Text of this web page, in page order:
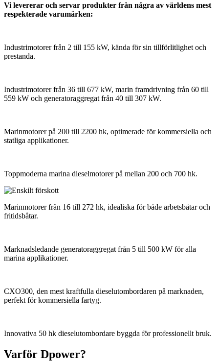
Vi levererar och servar produkter från några av världens mest
respekterade varumärken:
Industrimotorer från 2 till 155 kW, kända för sin tillförlitlighet och
prestanda.
Industrimotorer från 36 till 677 kW, marin framdrivning från 60 till
559 kW och generatoraggregat från 40 till 307 kW.
Marinmotorer på 200 till 2200 hk, optimerade för kommersiella och
statliga applikationer.
Toppmoderna marina dieselmotorer på mellan 200 och 700 hk.
Marinmotorer från 16 till 272 hk, idealiska för både arbetsbåtar och
fritidsbåtar.
Marknadsledande generatoraggregat från 5 till 500 kW för alla
marina applikationer.
CXO300, den mest kraftfulla dieselutombordaren på marknaden,
perfekt för kommersiella fartyg.
Innovativa 50 hk dieselutombordare byggda för professionellt bruk.
Varför Dpower?